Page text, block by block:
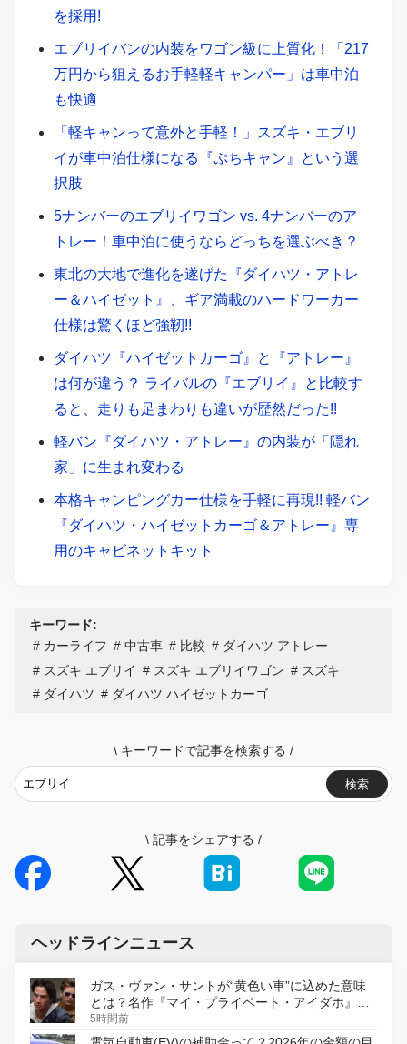
を採用!
エブリイバンの内装をワゴン級に上質化！「217
万円から狙えるお手軽軽キャンパー」は車中泊
も快適
「軽キャンって意外と手軽！」スズキ・エブリ
イが車中泊仕様になる『ぷちキャン』という選
択肢
5ナンバーのエブリイワゴン vs. 4ナンバーのア
トレー！車中泊に使うならどっちを選ぶべき？
東北の大地で進化を遂げた『ダイハツ・アトレ
ー＆ハイゼット』、ギア満載のハードワーカー
仕様は驚くほど強靭!!
ダイハツ『ハイゼットカーゴ』と『アトレー』
は何が違う？ ライバルの『エブリイ』と比較す
ると、走りも足まわりも違いが歴然だった!!
軽バン『ダイハツ・アトレー』の内装が「隠れ
家」に生まれ変わる
本格キャンピングカー仕様を手軽に再現!! 軽バン
『ダイハツ・ハイゼットカーゴ＆アトレー』専
用のキャビネットキット
キーワード:
カーライフ
中古車 比較
ダイハツ アトレー
スズキ エブリイ
スズキ エブリイワゴン
スズキ
ダイハツ
ダイハツ ハイゼットカーゴ
\ キーワードで記事を検索する /
検索
\ 記事をシェアする /
ヘッドラインニュース
ガス・ヴァン・サントが“黄色い車”に込めた意味
とは？名作『マイ・プライベート・アイダホ』が
初のデジタルリマスター版で復活
5時間前